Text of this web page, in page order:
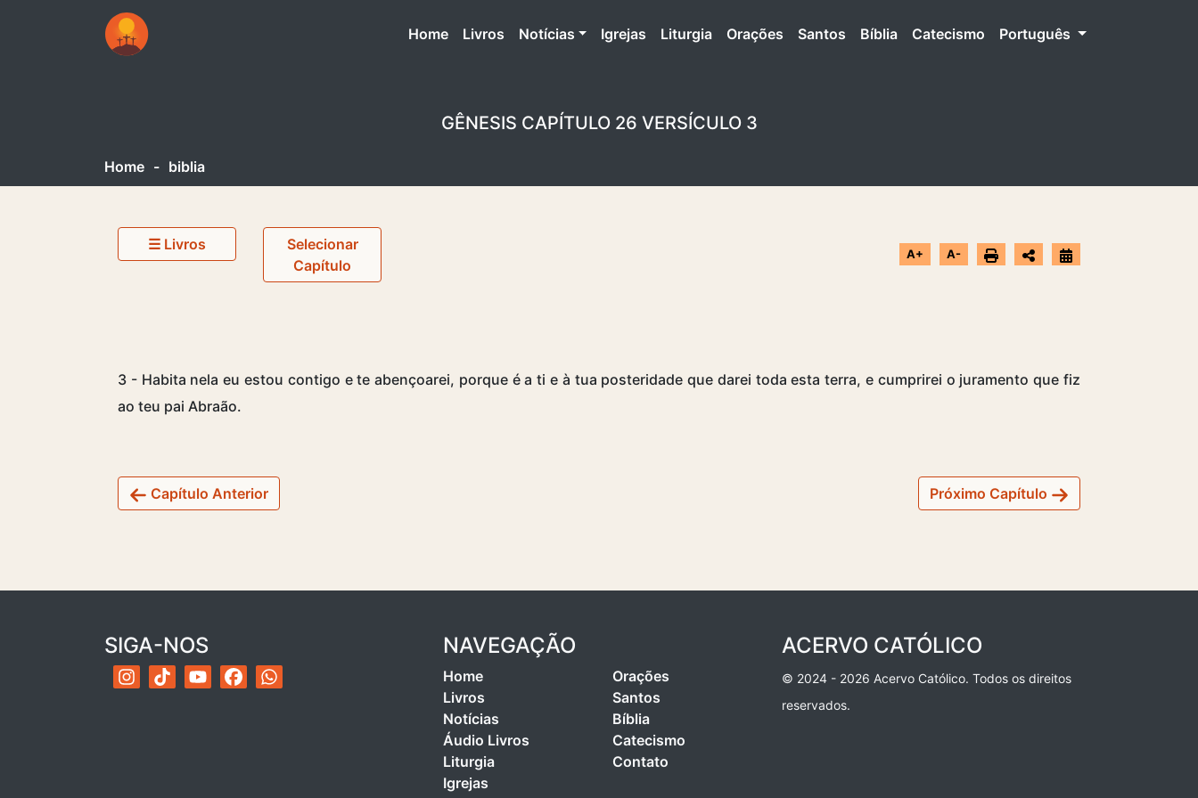
Home(atual)
Livros Notícias Igrejas Liturgia Orações Santos Bíblia Catecismo Português
GÊNESIS CAPÍTULO 26 VERSÍCULO 3
Home - biblia
☰ Livros
Selecionar
Capítulo
A+ A-
3 - Habita nela eu estou contigo e te abençoarei, porque é a ti e à tua posteridade que darei toda esta terra, e cumprirei o juramento que fiz
ao teu pai Abraão.
Capítulo Anterior Próximo Capítulo
SIGA-NOS NAVEGAÇÃO
Home
Livros
Notícias
Áudio Livros
Liturgia
Igrejas
Orações
Santos
Bíblia
Catecismo
Contato
ACERVO CATÓLICO
© 2024 - 2026 Acervo Católico. Todos os direitos
reservados.